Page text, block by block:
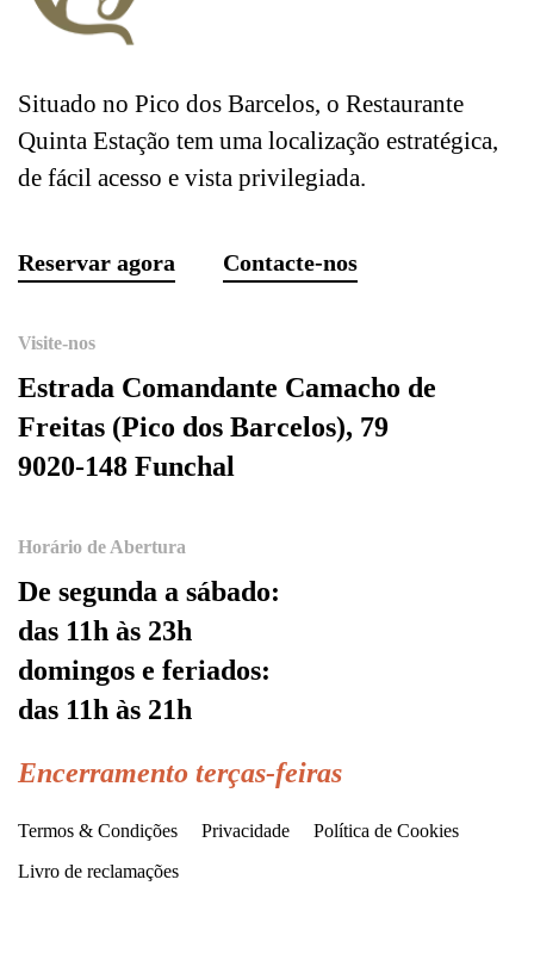
Situado no Pico dos Barcelos, o Restaurante
Quinta Estação tem uma localização estratégica,
de fácil acesso e vista privilegiada.
Reservar agora Contacte-nos
Visite-nos
Estrada Comandante Camacho de
Freitas (Pico dos Barcelos), 79
9020-148 Funchal
Horário de Abertura
De segunda a sábado:
das 11h às 23h
domingos e feriados:
das 11h às 21h
Encerramento terças-feiras
Termos & Condições Privacidade
Política de Cookies
Livro de reclamações